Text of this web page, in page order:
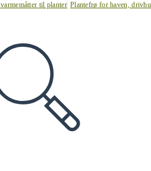
til planter Plantefrø for haven,